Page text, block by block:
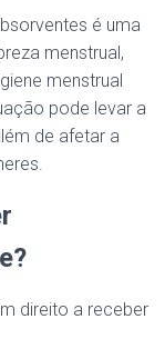
é uma
menstrual,
menstrual
pode levar a
de afetar a
direito a receber